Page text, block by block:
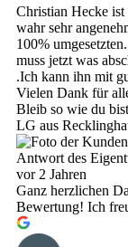
Christian Hecke ist
wahr sehr
100%
muss jetzt was
.Ich kann ihn mit
Vielen Dank für
Bleib so wie du
LG aus
Antwort des
vor 2 Jahren
Ganz herzlichen
Bewertung! Ich